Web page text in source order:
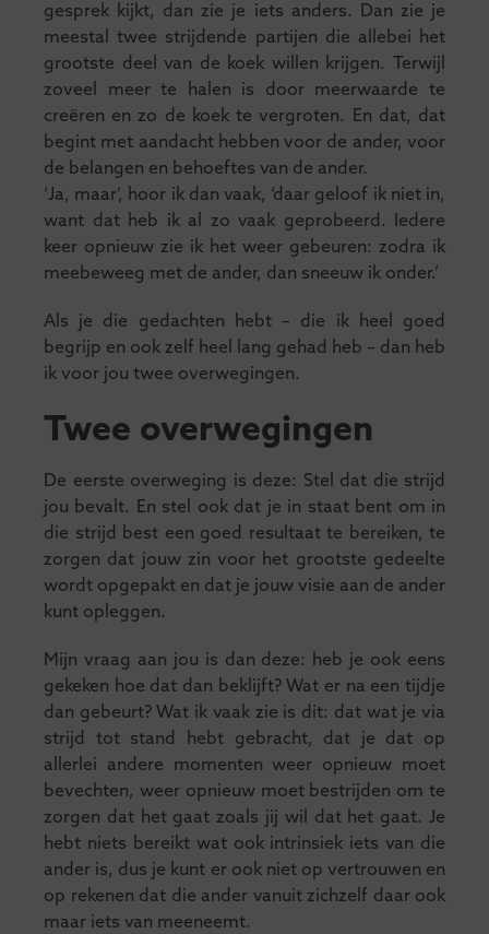
gesprek kijkt, dan zie je iets anders. Dan zie je
meestal twee strijdende partijen die allebei het
grootste deel van de koek willen krijgen. Terwijl
zoveel meer te halen is door meerwaarde te
creëren en zo de koek te vergroten. En dat, dat
begint met aandacht hebben voor de ander, voor
de belangen en behoeftes van de ander.
‘Ja, maar’, hoor ik dan vaak, ‘daar geloof ik niet in,
want dat heb ik al zo vaak geprobeerd. Iedere
keer opnieuw zie ik het weer gebeuren: zodra ik
meebeweeg met de ander, dan sneeuw ik onder.’
Als je die gedachten hebt – die ik heel goed
begrijp en ook zelf heel lang gehad heb – dan heb
ik voor jou twee overwegingen.
Twee overwegingen
De eerste overweging is deze: Stel dat die strijd
jou bevalt. En stel ook dat je in staat bent om in
die strijd best een goed resultaat te bereiken, te
zorgen dat jouw zin voor het grootste gedeelte
wordt opgepakt en dat je jouw visie aan de ander
kunt opleggen.
Mijn vraag aan jou is dan deze: heb je ook eens
gekeken hoe dat dan beklijft? Wat er na een tijdje
dan gebeurt? Wat ik vaak zie is dit: dat wat je via
strijd tot stand hebt gebracht, dat je dat op
allerlei andere momenten weer opnieuw moet
bevechten, weer opnieuw moet bestrijden om te
zorgen dat het gaat zoals jij wil dat het gaat. Je
hebt niets bereikt wat ook intrinsiek iets van die
ander is, dus je kunt er ook niet op vertrouwen en
op rekenen dat die ander vanuit zichzelf daar ook
maar iets van meeneemt.